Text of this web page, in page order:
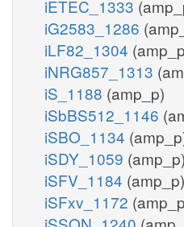
iETEC_1333
iG2583_1286
iLF82_1304
iNRG857_1313
iS_1188 (amp_p)
iSbBS512_1146
iSBO_1134
iSDY_1059 (amp_p)
iSFV_1184 (amp_p)
iSFxv_1172